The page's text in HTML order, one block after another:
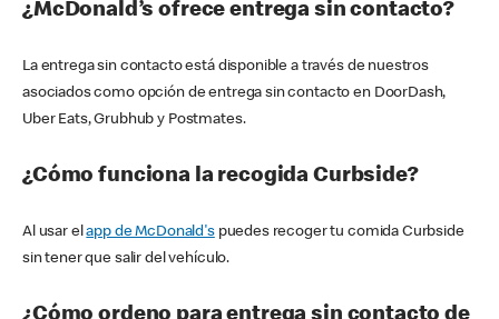
¿McDonald’s ofrece entrega sin contacto?
La entrega sin contacto está disponible a través de nuestros
asociados como opción de entrega sin contacto en DoorDash,
Uber Eats, Grubhub y Postmates.
¿Cómo funciona la recogida Curbside?
Al usar elapp de McDonald'spuedes recoger tu comida Curbside
sin tener que salir del vehículo.